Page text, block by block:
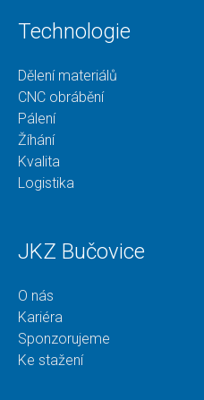
Technologie
Dělení materiálů
CNC obrábění
Pálení
Žíhání
Kvalita
Logistika
JKZ Bučovice
O nás
Kariéra
Sponzorujeme
Ke stažení